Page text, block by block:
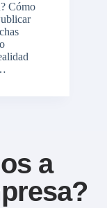
Cómo
a